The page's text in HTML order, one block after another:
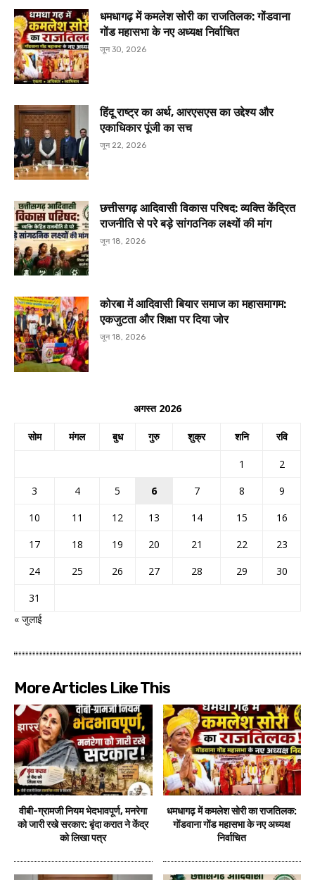
धमधागढ़ में कमलेश सोरी का राजतिलक: गोंडवाना
गोंड महासभा के नए अध्यक्ष निर्वाचित
जून 30, 2026
हिंदू राष्ट्र का अर्थ, आरएसएस का उद्देश्य और
एकाधिकार पूंजी का सच
जून 22, 2026
छत्तीसगढ़ आदिवासी विकास परिषद: व्यक्ति केंद्रित
राजनीति से परे बड़े सांगठनिक लक्ष्यों की मांग
जून 18, 2026
कोरबा में आदिवासी बियार समाज का महासमागम:
एकजुटता और शिक्षा पर दिया जोर
जून 18, 2026
अगस्त 2026
सोम मंगल बुध गुरु शुक्र शनि रवि
1
2
3
4 5 6 7 8
9
10
11 12 13 14 15
16
17
18 19 20 21 22
23
24
25 26 27 28 29
30
31
« जुलाई
More Articles Like This
वीबी-ग्रामजी नियम भेदभावपूर्ण, मनरेगा
को जारी रखे सरकार: बृंदा करात ने केंद्र
को लिखा पत्र
धमधागढ़ में कमलेश सोरी का राजतिलक:
गोंडवाना गोंड महासभा के नए अध्यक्ष
निर्वाचित